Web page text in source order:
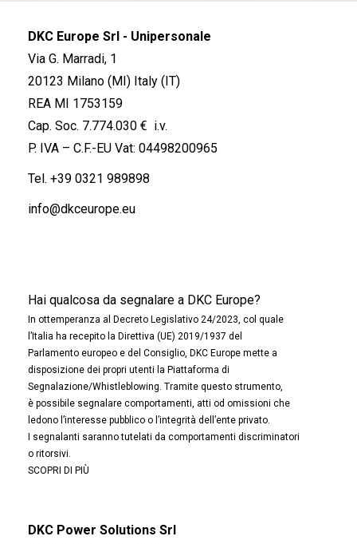
DKC Europe Srl - Unipersonale
Via G. Marradi, 1
20123 Milano (MI) Italy (IT)
REA MI 1753159
Cap. Soc. 7.774.030 € i.v.
P. IVA – C.F.-EU Vat: 04498200965
Tel. +39 0321 989898
info@dkceurope.eu
Hai qualcosa da segnalare a DKC Europe?
In ottemperanza al Decreto Legislativo 24/2023, col quale
l’Italia ha recepito la Direttiva (UE) 2019/1937 del
Parlamento europeo e del Consiglio, DKC Europe mette a
disposizione dei propri utenti la Piattaforma di
Segnalazione/Whistleblowing. Tramite questo strumento,
è possibile segnalare comportamenti, atti od omissioni che
ledono l’interesse pubblico o l’integrità dell’ente privato.
I segnalanti saranno tutelati da comportamenti discriminatori
o ritorsivi.
SCOPRI DI PIÙ
DKC Power Solutions Srl